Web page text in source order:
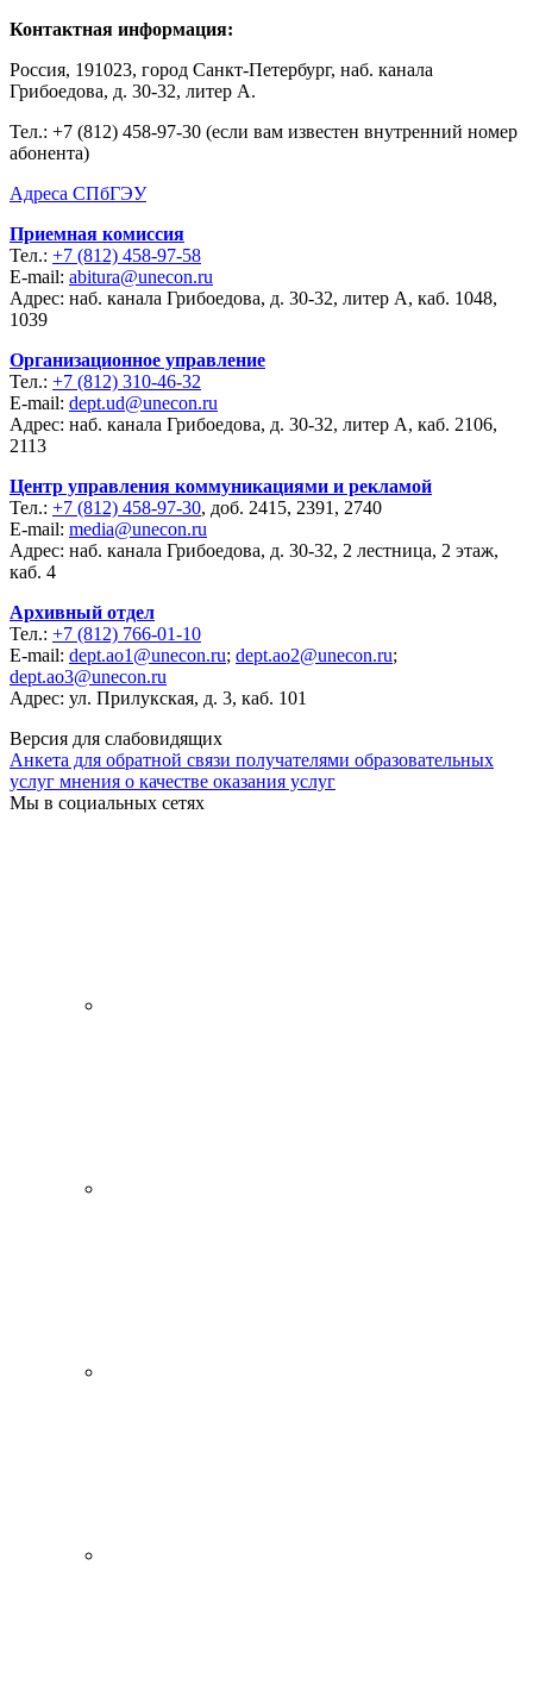
Контактная информация:
Россия, 191023, город Санкт-Петербург, наб. канала
Грибоедова, д. 30-32, литер А.
Тел.: +7 (812) 458-97-30 (если вам известен внутренний номер
абонента)
Адреса СПбГЭУ
Приемная комиссия
Тел.: +7 (812) 458-97-58
E-mail: abitura@unecon.ru
Адрес: наб. канала Грибоедова, д. 30-32, литер А, каб. 1048,
1039
Организационное управление
Тел.: +7 (812) 310-46-32
E-mail: dept.ud@unecon.ru
Адрес: наб. канала Грибоедова, д. 30-32, литер А, каб. 2106,
2113
Центр управления коммуникациями и рекламой
Тел.: +7 (812) 458-97-30, доб. 2415, 2391, 2740
E-mail: media@unecon.ru
Адрес: наб. канала Грибоедова, д. 30-32, 2 лестница, 2 этаж,
каб. 4
Архивный отдел
Тел.: +7 (812) 766-01-10
E-mail: dept.ao1@unecon.ru; dept.ao2@unecon.ru;
dept.ao3@unecon.ru
Адрес: ул. Прилукская, д. 3, каб. 101
Версия для слабовидящих
Анкета для обратной связи получателями образовательных
услуг мнения о качестве оказания услуг
Мы в социальных сетях